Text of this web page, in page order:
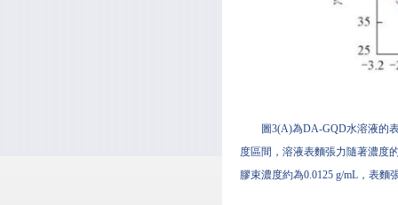
圖3(A)為DA-GQD水溶液的
度區間，溶液表麵張力隨著濃度
膠束濃度約為0.0125 g/mL，表麵